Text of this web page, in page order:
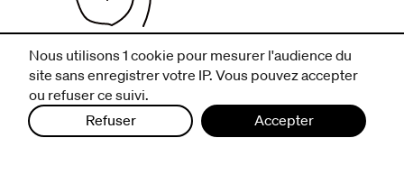
infos pratiques
billetterie
nous suivre
Nous utilisons 1 cookie pour mesurer l'audience du
site sans enregistrer votre IP. Vous pouvez accepter
ou refuser ce suivi.
Refuser
Accepter